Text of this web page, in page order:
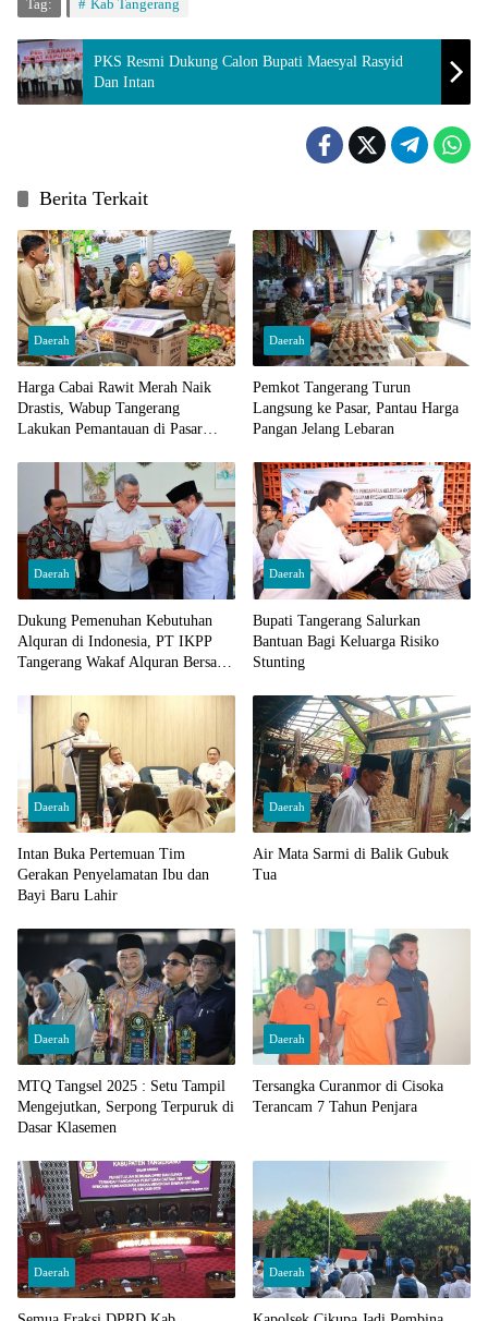
Tag: Kab Tangerang
PKS Resmi Dukung Calon Bupati Maesyal Rasyid
Dan Intan
Berita Terkait
Daerah
Harga Cabai Rawit Merah Naik
Drastis, Wabup Tangerang
Lakukan Pemantauan di Pasar
Daerah
Pemkot Tangerang Turun
Langsung ke Pasar, Pantau Harga
Pangan Jelang Lebaran
Daerah
Dukung Pemenuhan Kebutuhan
Alquran di Indonesia, PT IKPP
Tangerang Wakaf Alquran Bersama
Daerah
Bupati Tangerang Salurkan
Bantuan Bagi Keluarga Risiko
Stunting
Daerah
Intan Buka Pertemuan Tim
Gerakan Penyelamatan Ibu dan
Bayi Baru Lahir
Daerah
Air Mata Sarmi di Balik Gubuk
Tua
Daerah
MTQ Tangsel 2025 : Setu Tampil
Mengejutkan, Serpong Terpuruk di
Dasar Klasemen
Daerah
Tersangka Curanmor di Cisoka
Terancam 7 Tahun Penjara
Daerah Daerah